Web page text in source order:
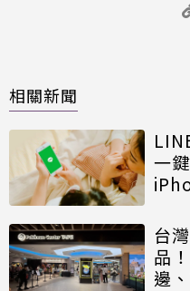
相關新聞
一
台
品
邊